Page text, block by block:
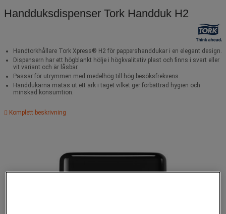
Handduksdispenser Tork Handduk H2
Handtorkhållare Tork Xpress® H2 för pappershanddukar i en elegant design.
Dispensern har ett högblankt hölje i högkvalitativ plast och finns i svart eller
vit variant och är låsbar.
Passar för utrymmen med medelhög till hög besöksfrekvens.
Handdukarna matas ut ett ark i taget vilket ger förbättrad hygien och
minskad konsumtion.
Komplett beskrivning